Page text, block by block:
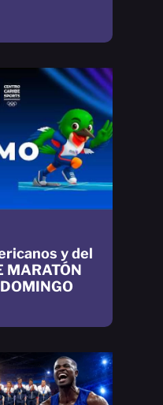
y del
MARATÓN